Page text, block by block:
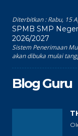
Diterbitkan :Rabu, 15
SPMB SMP
2026/2027
Sistem Penerimaan
akan dibuka mulai
Blog Guru